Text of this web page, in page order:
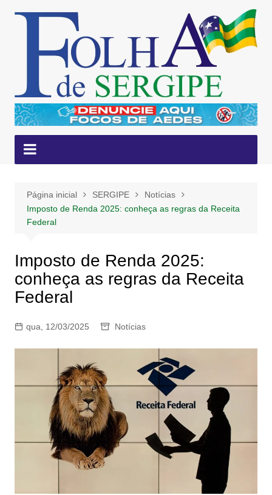
conteúdo
Página inicial SERGIPE
Notícias
Imposto de Renda 2025: conheça as regras da Receita
Federal
Imposto de Renda 2025:
conheça as regras da Receita
Federal
qua, 12/03/2025 Notícias